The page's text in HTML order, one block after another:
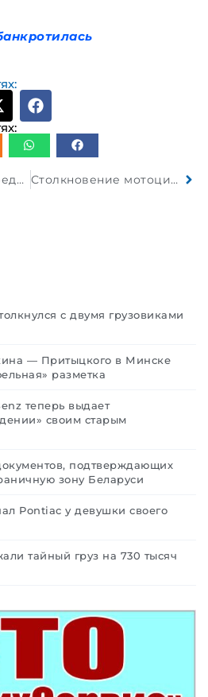
Торжественная передача юбилейной серии седельных тягачей МАЗ-54402L Столкновение мотоциклиста и Тойоты в Минске
с двумя грузовиками
— Притыцкого в Минске
разметка
теперь выдает
своим старым
подтверждающих
зону Беларуси
Pontiac у девушки своего
тайный груз на 730 тысяч